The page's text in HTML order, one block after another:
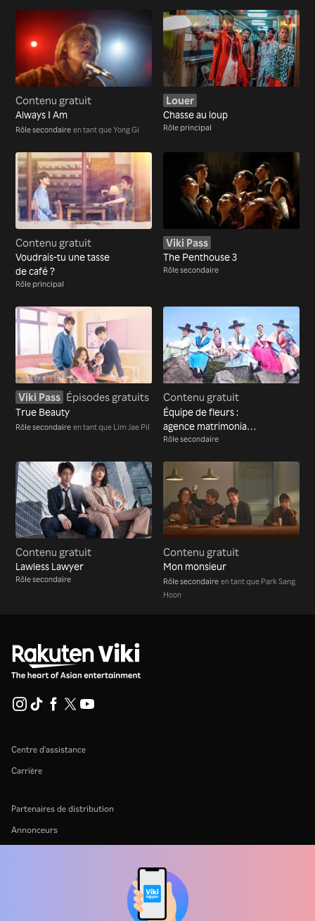
Contenu gratuit
Always I Am
Rôle secondaire en tant que Yong Gi
Louer
Chasse au loup
Rôle principal
Contenu gratuit
Voudrais-tu une tasse
de café ?
Rôle principal
Viki Pass
The Penthouse 3
Rôle secondaire
Viki Pass Épisodes gratuits
True Beauty
Rôle secondaire en tant que Lim Jae Pil
Contenu gratuit
Équipe de fleurs :
agence matrimoniale
de Joseon
Rôle secondaire
Contenu gratuit
Lawless Lawyer
Rôle secondaire
Contenu gratuit
Mon monsieur
Rôle secondaire en tant que Park Sang
Hoon
Centre d'assistance
Carrière
Partenaires de distribution
Annonceurs